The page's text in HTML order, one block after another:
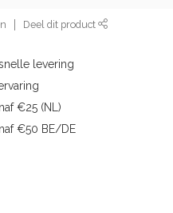
Deel dit product
levering
€25 (NL)
€50 BE/DE